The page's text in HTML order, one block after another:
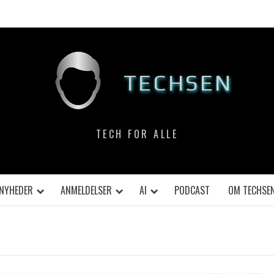
TECHSEN
TECH FOR ALLE
NYHEDER ANMELDELSER AI PODCAST OM